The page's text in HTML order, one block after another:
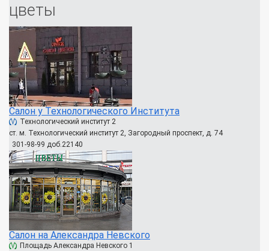
цветы
Салон у Технологического Института
Технологический институт 2
ст. м. Технологический институт 2, Загородный проспект, д. 74
301-98-99 доб.22140
Салон на Александра Невского
Площадь Александра Невского 1